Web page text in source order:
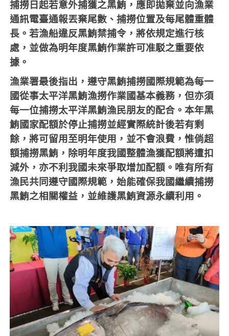
捕撈日起若意外捕獲之黑鮪，應即拋棄並向漁業
通訊電臺通報丟棄尾數、捕撈位置及每尾體重體
長。若漁船違反黑鮪禁捕令，將依規定進行核
處，並做為明年度黑鮪作業許可准駁之重要依
據。
漁業署最後指出，遵守黑鮪捕撈國際規範為每一
國從事太平洋黑鮪漁撈作業國基本義務，但亦須
每一位捕撈太平洋黑鮪漁民朋友的配合。本年黑
鮪國家配額於停止捕撈並經實際統計後若有剩
餘，將可留用至明年使用，並不會浪費，惟倘超
額捕撈黑鮪，除明年度我國整體漁獲配額將遭扣
減外，亦不利我國未來爭取增加配額。唯有所有
漁民共同遵守國際規範，始能確保我國繼續捕撈
黑鮪之相關權益，並維護黑鮪資源永續利用。